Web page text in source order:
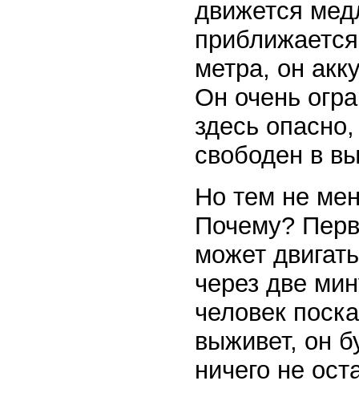
движется
метра, он
Он очень
здесь
свободен в
Но тем не
Почему?
может
через две
человек
выживет, он
ничего не